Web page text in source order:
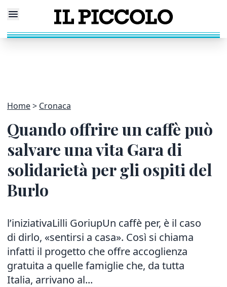
Home Cronaca
Quando offrire un caffè può
salvare una vita Gara di
solidarietà per gli ospiti del
Burlo
l’iniziativaLilli GoriupUn caffè per, è il caso
di dirlo, «sentirsi a casa». Così si chiama
infatti il progetto che offre accoglienza
gratuita a quelle famiglie che, da tutta
Italia, arrivano al...